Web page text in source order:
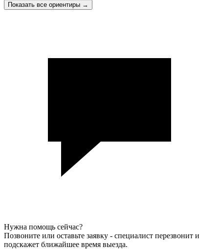
Показать все ориентиры →
Нужна помощь сейчас?
Позвоните или оставьте заявку - специалист перезвонит и
подскажет ближайшее время выезда.